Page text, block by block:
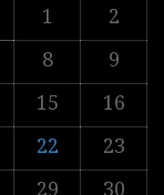
1
2
8
9
15
16
22
23